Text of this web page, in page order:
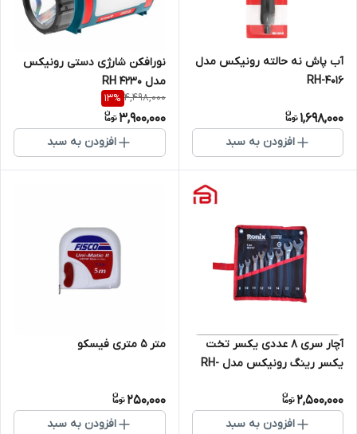
آب پاش نه حالته رونیکس مدل
RH-4016
1,698,000
افزودن به سبد
نورافکن شارژی دستی رونیکس
مدل RH 4230
4,498,000
13%
3,900,000
افزودن به سبد
آچار سری 8 عددی یکسر تخت
یکسر رینگ رونیکس مدل RH-
2,500,000
افزودن به سبد
متر 5 متری فیسکو
250,000
افزودن به سبد